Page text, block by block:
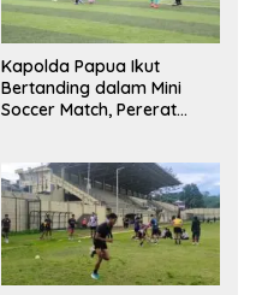
Kapolda Papua Ikut
Bertanding dalam Mini
Soccer Match, Pererat